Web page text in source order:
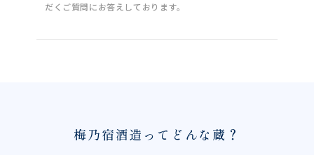
だくご質問にお答えしております。
梅乃宿酒造ってどんな蔵？